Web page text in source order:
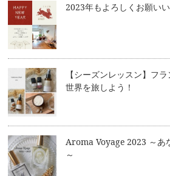
2023年もよろしくお願い
【シーズンレッスン】フ
世界を旅しよう！
Aroma Voyage 2023 ～あ
～